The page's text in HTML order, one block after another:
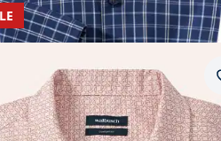
von 23.
Comfort Fit.
Mix Revers-Kragen-Hemd